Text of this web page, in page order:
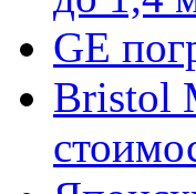
GE
Bristol